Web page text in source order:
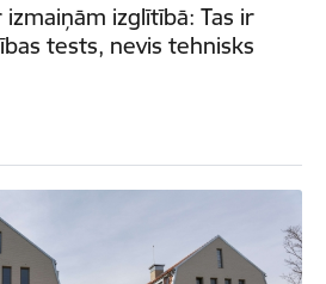
izglītībā: Tas ir
tests, nevis tehnisks